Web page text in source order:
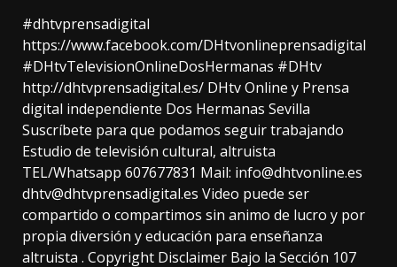
#dhtvprensadigital
https://www.facebook.com/DHtvonlineprensadigital
#DHtvTelevisionOnlineDosHermanas​ #DHtv​
http://dhtvprensadigital.es/ DHtv Online y Prensa
digital independiente Dos Hermanas Sevilla
Suscríbete para que podamos seguir trabajando
Estudio de televisión cultural, altruista
TEL/Whatsapp 607677831 Mail: info@dhtvonline.es
dhtv@dhtvprensadigital.es Video puede ser
compartido o compartimos sin animo de lucro y por
propia diversión y educación para enseñanza
altruista . Copyright Disclaimer Bajo la Sección 107